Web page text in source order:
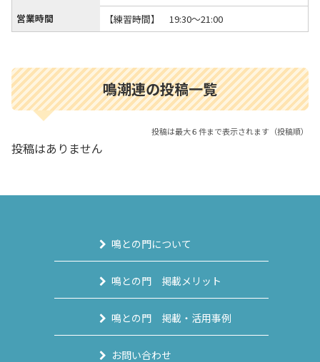
営業時間
【練習時間】 19:30～21:00
鳴潮連の投稿一覧
投稿は最大６件まで表示されます（投稿順）
投稿はありません
鳴との門について
鳴との門 掲載メリット
鳴との門 掲載・活用事例
お問い合わせ